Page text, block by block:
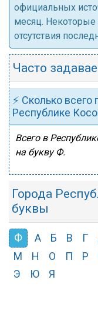
официальных
месяц. Некоторые
отсутствия
Часто
⚡ Сколько
Республике
Всего в
на букву Ф.
Города
буквы
Ф А Б В Г
М
Н О П Р
Э
Ю Я